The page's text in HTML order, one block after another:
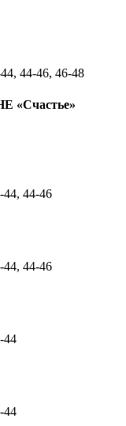
44-46, 46-48
44, 44-46
44, 44-46
44
44